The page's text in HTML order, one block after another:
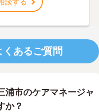
談する
あるご質問
浦市のケアマネージャ
か？